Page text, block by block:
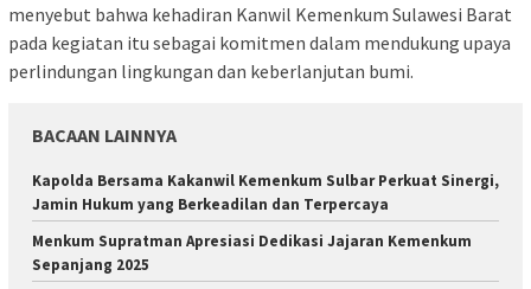
menyebut bahwa kehadiran Kanwil Kemenkum Sulawesi Barat
pada kegiatan itu sebagai komitmen dalam mendukung upaya
perlindungan lingkungan dan keberlanjutan bumi.
BACAAN LAINNYA
Kapolda Bersama Kakanwil Kemenkum Sulbar Perkuat Sinergi,
Jamin Hukum yang Berkeadilan dan Terpercaya
Menkum Supratman Apresiasi Dedikasi Jajaran Kemenkum
Sepanjang 2025